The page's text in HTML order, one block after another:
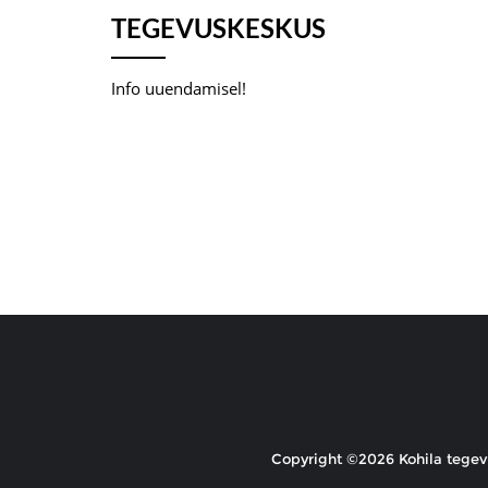
TEGEVUSKESKUS
Info uuendamisel!
Copyright ©2026 Kohila